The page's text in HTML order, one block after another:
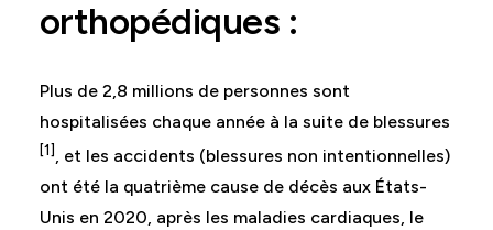
orthopédiques :
Plus de 2,8 millions de personnes sont
hospitalisées chaque année à la suite de blessures
[1], et les accidents (blessures non intentionnelles)
ont été la quatrième cause de décès aux États-
Unis en 2020, après les maladies cardiaques, le